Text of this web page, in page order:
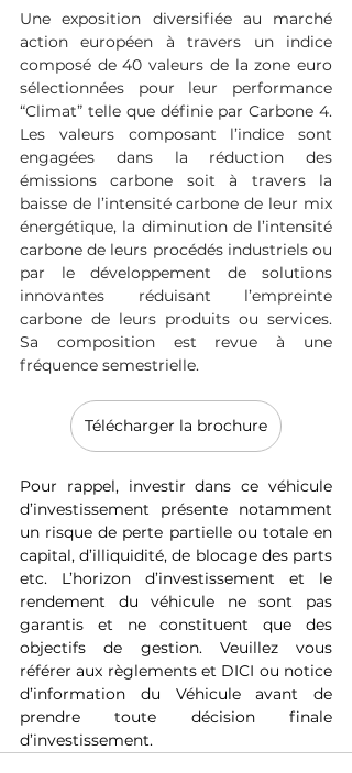
Une exposition diversifiée au marché
action européen à travers un indice
composé de 40 valeurs de la zone euro
sélectionnées pour leur performance
“Climat” telle que définie par Carbone 4.
Les valeurs composant l’indice sont
engagées dans la réduction des
émissions carbone soit à travers la
baisse de l’intensité carbone de leur mix
énergétique, la diminution de l’intensité
carbone de leurs procédés industriels ou
par le développement de solutions
innovantes réduisant l’empreinte
carbone de leurs produits ou services.
Sa composition est revue à une
fréquence semestrielle.
Télécharger la brochure
Pour rappel, investir dans ce véhicule
d’investissement présente notamment
un risque de perte partielle ou totale en
capital, d’illiquidité, de blocage des parts
etc. L’horizon d’investissement et le
rendement du véhicule ne sont pas
garantis et ne constituent que des
objectifs de gestion. Veuillez vous
référer aux règlements et DICI ou notice
d’information du Véhicule avant de
prendre toute décision finale
d’investissement.